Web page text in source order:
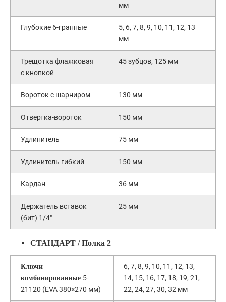
мм
Глубокие 6-гранные
5, 6, 7, 8, 9, 10, 11, 12, 13
мм
Трещотка флажковая
с кнопкой
45 зубцов, 125 мм
Вороток с шарниром 130 мм
Отвертка-вороток 150 мм
Удлинитель 75 мм
Удлинитель гибкий 150 мм
Кардан 36 мм
Держатель вставок
(бит) 1/4"
25 мм
СТАНДАРТ / Полка 2
Ключи
комбинированные 5-
21120 (EVA 380×270 мм)
6, 7, 8, 9, 10, 11, 12, 13,
14, 15, 16, 17, 18, 19, 21,
22, 24, 27, 30, 32 мм